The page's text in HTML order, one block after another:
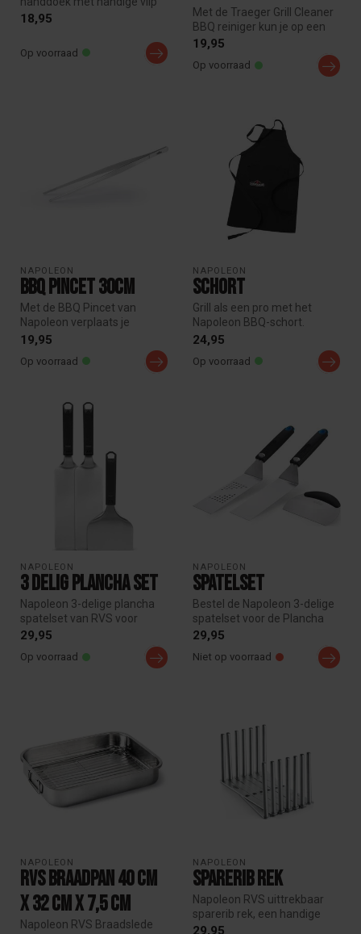
voor het makkelijk bevesti...
18,95
Op voorraad
Met de Traeger Grill Cleaner
BBQ reiniger kun je op een
fijne manier je BBQ en j...
19,95
Op voorraad
NAPOLEON
BBQ Pincet 30cm
Met de BBQ Pincet van
Napoleon verplaats je
moeiteloos kleine en delicate
19,95
Op voorraad
NAPOLEON
Schort
Grill als een pro met het
Napoleon BBQ-schort.
Gemaakt van 100% katoen,
24,95
Op voorraad
NAPOLEON
3 delig plancha set
Napoleon 3-delige plancha
spatelset van RVS voor
bakplaat, plancha en griddle.
29,95
Op voorraad
NAPOLEON
Spatelset
Bestel de Napoleon 3-delige
spatelset voor de Plancha
gasbarbecue. Set met
29,95
Niet op voorraad
NAPOLEON
RVS Braadpan 40 cm
x 32 cm x 7,5 cm
Napoleon RVS Braadslede
NAPOLEON
Sparerib rek
Napoleon RVS uittrekbaar
sparerib rek, een handige
accessoiresvoor de bereiding